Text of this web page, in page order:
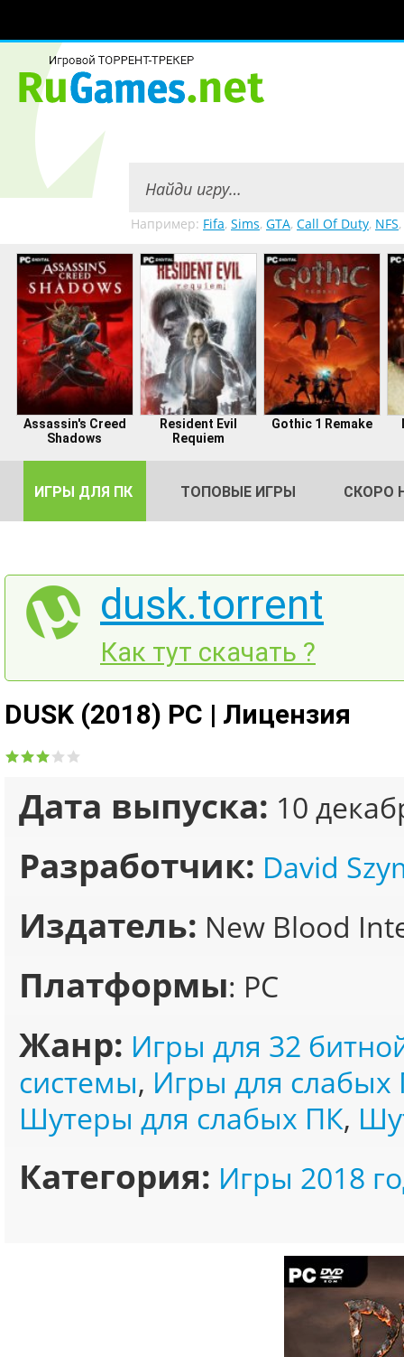
Например: Fifa, Sims, GTA, Call Of Duty, NFS,
Assassin's Creed
Shadows
Resident Evil
Requiem
Gothic 1 Remake
ИГРЫ ДЛЯ ПК ТОПОВЫЕ ИГРЫ СКОРО
dusk.torrent
Как тут скачать ?
DUSK (2018) PC | Лицензия
Дата выпуска: 10
Разработчик: David
Издатель: New Blood
Платформы: PC
Жанр: Игры для 32
системы, Игры для слабых
Шутеры для слабых ПК,
Категория: Игры 2018